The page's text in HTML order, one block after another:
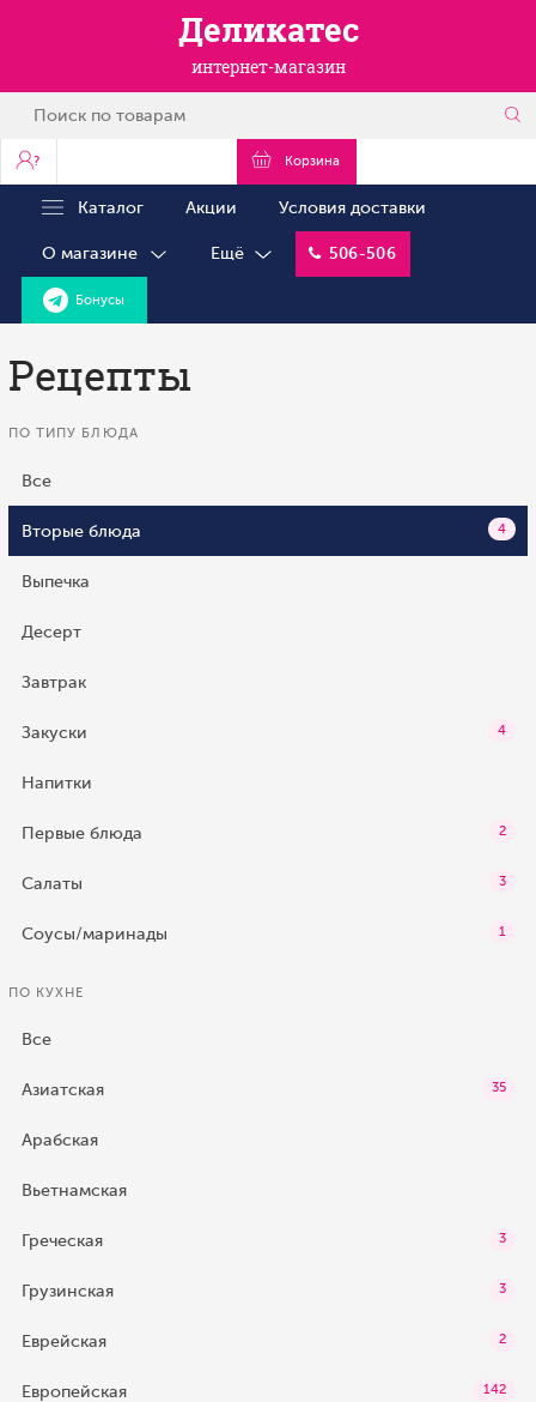
Деликатес
интернет-магазин
? Корзина
Каталог Акции Условия доставки
О магазине Ещё 506-506
Бонусы
Рецепты
ПО ТИПУ БЛЮДА
Все
Вторые блюда 4
Выпечка
Десерт
Завтрак
Закуски 4
Напитки
Первые блюда 2
Салаты 3
Соусы/маринады 1
ПО КУХНЕ
Все
Азиатская 35
Арабская
Вьетнамская
Греческая 3
Грузинская 3
Еврейская 2
Европейская 142